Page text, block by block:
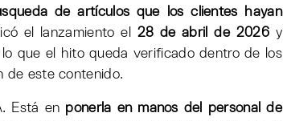
de artículos que los clientes hayan
el lanzamiento el 28 de abril de 2026y
que el hito queda verificado dentro de los
de este contenido.
Está en ponerla en manos del personal de